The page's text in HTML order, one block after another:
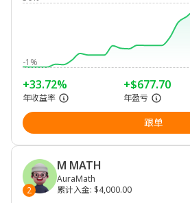
-1%
+33.72%
年收益率
+$677.70
年盈亏
跟单
2
M MATH
AuraMath
累计入金: $4,000.00